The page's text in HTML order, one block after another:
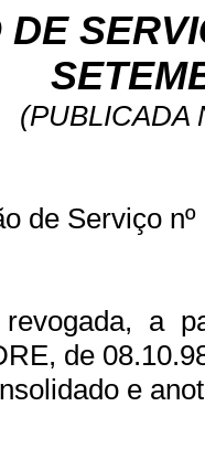
(PUBLICADA
de Serviço
a
de
e